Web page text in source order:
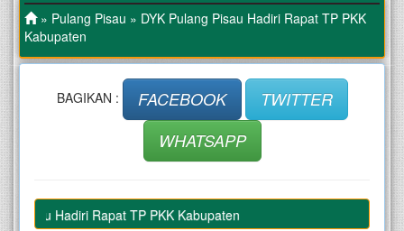
» Pulang Pisau » DYK Pulang Pisau Hadiri Rapat TP PKK
Kabupaten
BAGIKAN : FACEBOOK
TWITTER
WHATSAPP
Hadiri Rapat TP PKK Kabupaten